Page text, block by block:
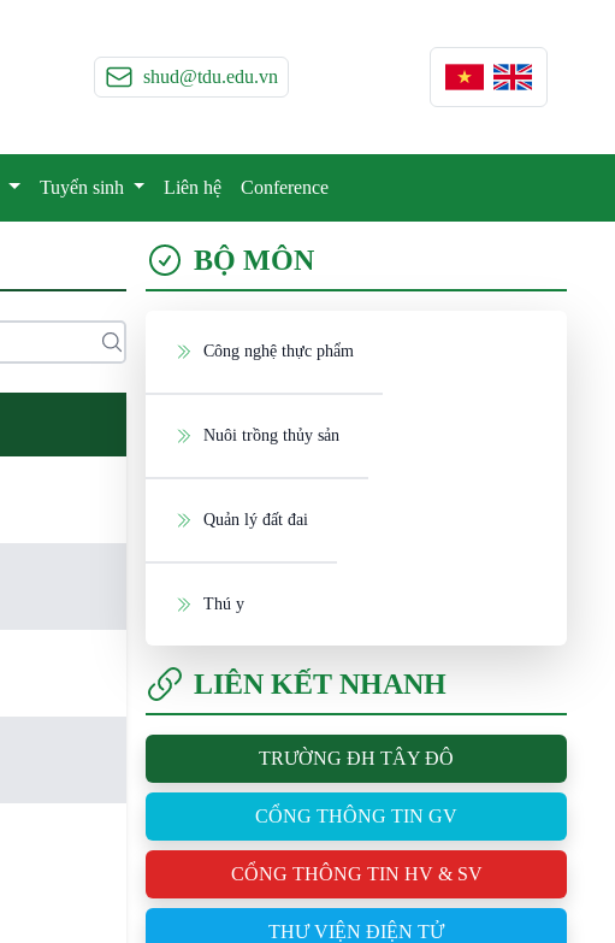
shud@tdu.edu.vn
Tuyển sinh Liên hệ Conference
BỘ MÔN
Công nghệ thực phẩm
Nuôi trồng thủy sản
Quản lý đất đai
Thú y
LIÊN KẾT NHANH
TRƯỜNG ĐH TÂY ĐÔ
CỔNG THÔNG TIN GV
CỔNG THÔNG TIN HV & SV
THƯ VIỆN ĐIỆN TỬ